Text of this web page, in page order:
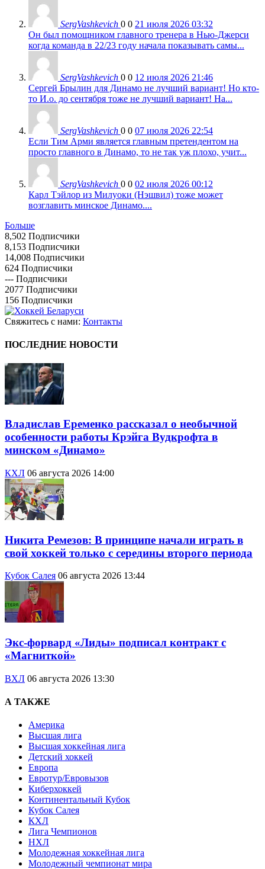
SergVashkevich 0 0 21 июля 2026 03:32
Он был помощником главного тренера в Нью-Джерси
когда команда в 22/23 году начала показывать самы...
SergVashkevich 0 0 12 июля 2026 21:46
Сергей Брылин для Динамо не лучший вариант! Но кто-
то И.о. до сентября тоже не лучший вариант! На...
SergVashkevich 0 0 07 июля 2026 22:54
Если Тим Арми является главным претендентом на
просто главного в Динамо, то не так уж плохо, учит...
SergVashkevich 0 0 02 июля 2026 00:12
Карл Тэйлор из Милуоки (Нэшвил) тоже может
возглавить минское Динамо....
Больше
8,502 Подписчики
8,153 Подписчики
14,008 Подписчики
624 Подписчики
--- Подписчики
2077 Подписчики
156 Подписчики
Свяжитесь с нами: Контакты
ПОСЛЕДНИЕ НОВОСТИ
Владислав Еременко рассказал о необычной
особенности работы Крэйга Вудкрофта в
минском «Динамо»
КХЛ 06 августа 2026 14:00
Никита Ремезов: В принципе начали играть в
свой хоккей только с середины второго периода
Кубок Салея 06 августа 2026 13:44
Экс-форвард «Лиды» подписал контракт с
«Магниткой»
ВХЛ 06 августа 2026 13:30
А ТАКЖЕ
Америка
Высшая лига
Высшая хоккейная лига
Детский хоккей
Европа
Евротур/Евровызов
Киберхоккей
Континентальный Кубок
Кубок Салея
КХЛ
Лига Чемпионов
НХЛ
Молодежная хоккейная лига
Молодежный чемпионат мира